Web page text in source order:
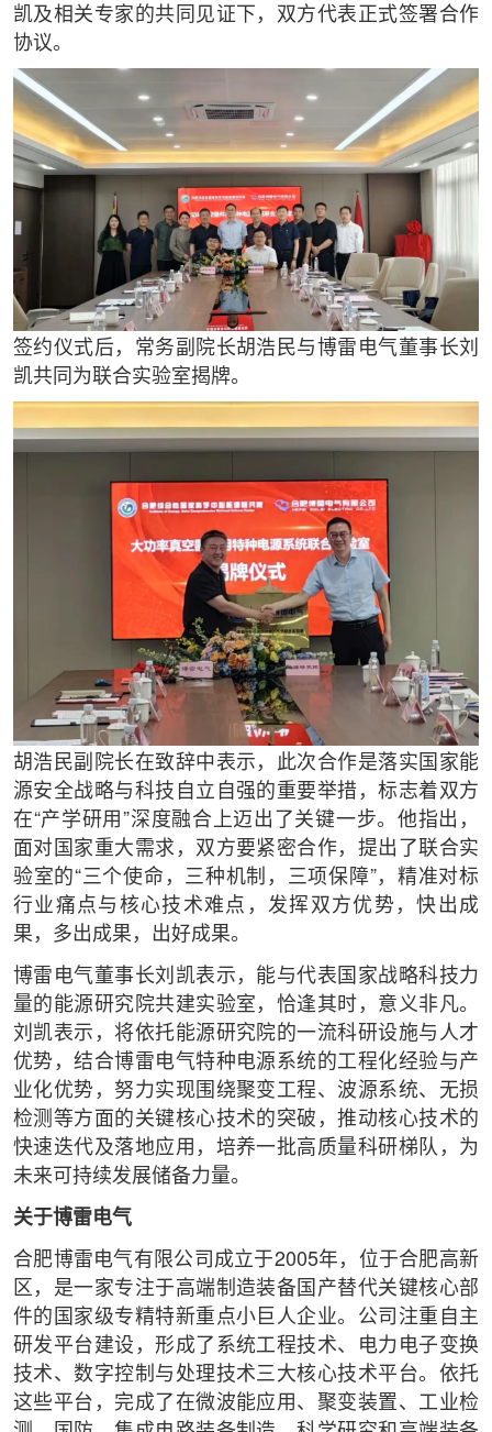
凯及相关专家的共同见证下，双方代表正式签署合作
协议。
签约仪式后，常务副院长胡浩民与博雷电气董事长刘
凯共同为联合实验室揭牌。
胡浩民副院长在致辞中表示，此次合作是落实国家能
源安全战略与科技自立自强的重要举措，标志着双方
在“产学研用”深度融合上迈出了关键一步。他指出，
面对国家重大需求，双方要紧密合作，提出了联合实
验室的“三个使命，三种机制，三项保障”，精准对标
行业痛点与核心技术难点，发挥双方优势，快出成
果，多出成果，出好成果。
博雷电气董事长刘凯表示，能与代表国家战略科技力
量的能源研究院共建实验室，恰逢其时，意义非凡。
刘凯表示，将依托能源研究院的一流科研设施与人才
优势，结合博雷电气特种电源系统的工程化经验与产
业化优势，努力实现围绕聚变工程、波源系统、无损
检测等方面的关键核心技术的突破，推动核心技术的
快速迭代及落地应用，培养一批高质量科研梯队，为
未来可持续发展储备力量。
关于博雷电气
合肥博雷电气有限公司成立于2005年，位于合肥高新
区，是一家专注于高端制造装备国产替代关键核心部
件的国家级专精特新重点小巨人企业。公司注重自主
研发平台建设，形成了系统工程技术、电力电子变换
技术、数字控制与处理技术三大核心技术平台。依托
这些平台，完成了在微波能应用、聚变装置、工业检